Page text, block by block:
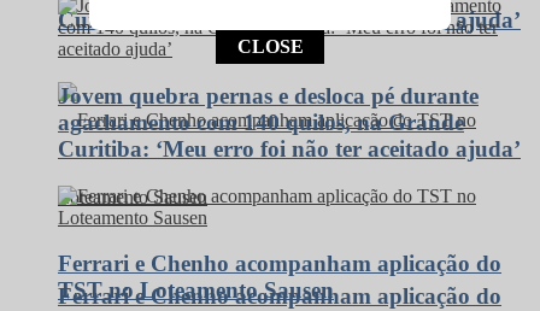
Curitiba: ‘Meu erro foi não ter aceitado ajuda’
Ferrari e Chenho acompanham aplicação do
Jovem quebra pernas e desloca pé durante
agachamento com 140 quilos, na Grande
Curitiba: ‘Meu erro foi não ter aceitado ajuda’
Ferrari e Chenho acompanham aplicação do
TST no Loteamento Sausen
This popup will close in:13
CLOSE